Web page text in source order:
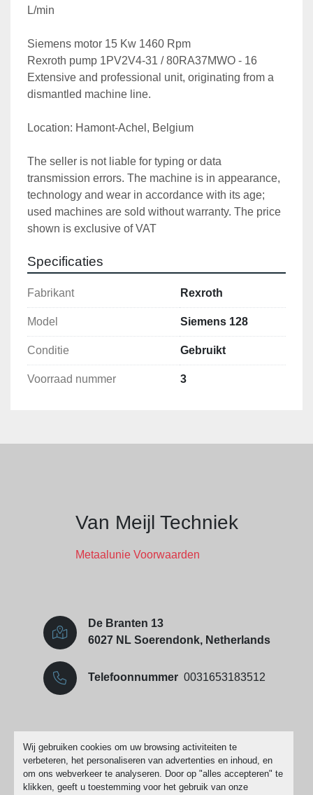
Wij gebruiken cookies om uw browsing activiteiten te
verbeteren, het personaliseren van advertenties en inhoud, en
om ons webverkeer te analyseren. Door op "alles accepteren" te
klikken, geeft u toestemming voor het gebruik van onze
L/min
Siemens motor 15 Kw 1460 Rpm
Rexroth pump 1PV2V4-31 / 80RA37MWO - 16
Extensive and professional unit, originating from a
dismantled machine line.
Location: Hamont-Achel, Belgium
The seller is not liable for typing or data
transmission errors. The machine is in appearance,
technology and wear in accordance with its age;
used machines are sold without warranty. The price
shown is exclusive of VAT
Specificaties
Fabrikant Rexroth
Model Siemens 128
Conditie Gebruikt
Voorraad nummer 3
Van Meijl Techniek
Metaalunie Voorwaarden
De Branten 13
6027 NL Soerendonk, Netherlands
Telefoonnummer 0031653183512
Cookies beheren
Machinio Systemwebsite doorMachinio